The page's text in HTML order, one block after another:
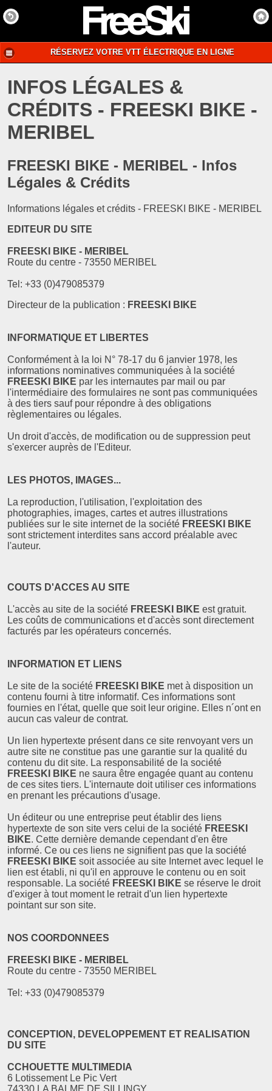
RÉSERVEZ VOTRE VTT ÉLECTRIQUE EN LIGNE
INFOS LÉGALES &
CRÉDITS - FREESKI BIKE -
MERIBEL
FREESKI BIKE - MERIBEL - Infos
Légales & Crédits
Informations légales et crédits - FREESKI BIKE - MERIBEL
EDITEUR DU SITE
FREESKI BIKE - MERIBEL
Route du centre - 73550 MERIBEL
Tel:+33 (0)479085379
Directeur de la publication : FREESKI BIKE
INFORMATIQUE ET LIBERTES
Conformément à la loi N° 78-17 du 6 janvier 1978, les
informations nominatives communiquées à la société
FREESKI BIKE par les internautes par mail ou par
l'intermédiaire des formulaires ne sont pas communiquées
à des tiers sauf pour répondre à des obligations
règlementaires ou légales.
Un droit d'accès, de modification ou de suppression peut
s'exercer auprès de l'Editeur.
LES PHOTOS, IMAGES...
La reproduction, l'utilisation, l'exploitation des
photographies, images, cartes et autres illustrations
publiées sur le site internet de la société FREESKI BIKE
sont strictement interdites sans accord préalable avec
l'auteur.
COUTS D'ACCES AU SITE
L'accès au site de la société FREESKI BIKE est gratuit.
Les coûts de communications et d'accès sont directement
facturés par les opérateurs concernés.
INFORMATION ET LIENS
Le site de la société FREESKI BIKE met à disposition un
contenu fourni à titre informatif. Ces informations sont
fournies en l'état, quelle que soit leur origine. Elles n´ont en
aucun cas valeur de contrat.
Un lien hypertexte présent dans ce site renvoyant vers un
autre site ne constitue pas une garantie sur la qualité du
contenu du dit site. La responsabilité de la société
FREESKI BIKE ne saura être engagée quant au contenu
de ces sites tiers. L'internaute doit utiliser ces informations
en prenant les précautions d'usage.
Un éditeur ou une entreprise peut établir des liens
hypertexte de son site vers celui de la société FREESKI
BIKE. Cette dernière demande cependant d'en être
informé. Ce ou ces liens ne signifient pas que la société
FREESKI BIKE soit associée au site Internet avec lequel le
lien est établi, ni qu'il en approuve le contenu ou en soit
responsable. La société FREESKI BIKE se réserve le droit
d'exiger à tout moment le retrait d'un lien hypertexte
pointant sur son site.
NOS COORDONNEES
FREESKI BIKE - MERIBEL
Route du centre - 73550 MERIBEL
Tel:+33 (0)479085379
CONCEPTION, DEVELOPPEMENT ET REALISATION
DU SITE
CCHOUETTE MULTIMEDIA
6 Lotissement Le Pic Vert
74330 LA BALME DE SILLINGY